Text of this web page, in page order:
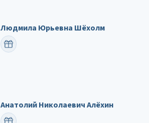
Людмила Юрьевна Шёхолм
ПОЗДРАВИТЬ
Анатолий Николаевич Алёхин
ПОЗДРАВИТЬ